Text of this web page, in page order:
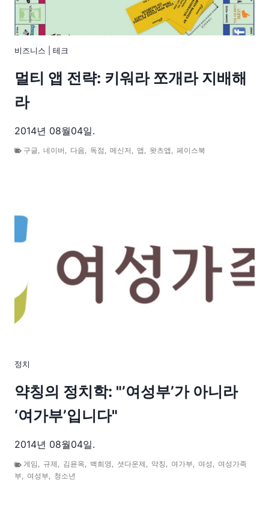
비즈니스 테크
멀티 앱 전략: 키워라 쪼개라 지배해
라
2014년 08월04일.
구글 네이버 다음 독점 메신저 앱 왓츠앱 페이스북
정치
약칭의 정치학: "’여성부’가 아니라
‘여가부’입니다"
2014년 08월04일.
게임 , 규제, 김윤옥, 백희영 , 셧다운제, 약칭 , 여가부, 여성 , 여성가족
부, 여성부, 청소년